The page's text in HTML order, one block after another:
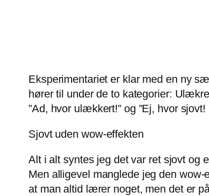
Eksperimentariet er klar med en ny
hører til under de to kategorier:
”Ad, hvor ulækkert!” og ”Ej, hvor
Sjovt uden wow-effekten
Alt i alt syntes jeg det var ret sjovt og
Men alligevel manglede jeg den
at man altid lærer noget, men det er